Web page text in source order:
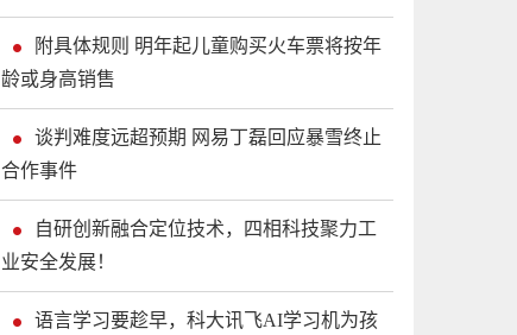
附具体规则 明年起儿童购买火车票将按年
龄或身高销售
谈判难度远超预期 网易丁磊回应暴雪终止
合作事件
自研创新融合定位技术，四相科技聚力工
业安全发展！
语言学习要趁早，科大讯飞AI学习机为孩